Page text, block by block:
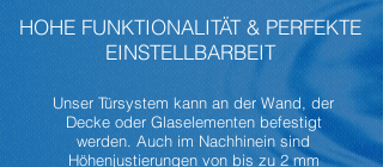
HOHE FUNKTIONALITÄT & PERFEKTE
EINSTELLBARBEIT
Unser Türsystem kann an der Wand, der
Decke oder Glaselementen befestigt
werden. Auch im Nachhinein sind
Höhenjustierungen von bis zu 2 mm